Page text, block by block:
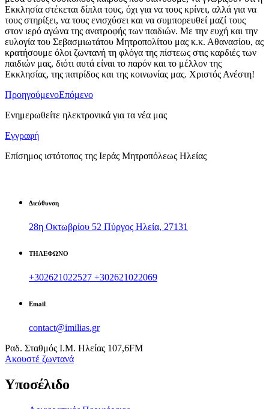
Εκκλησία στέκεται δίπλα τους, όχι για να τους κρίνει, αλλά για να
τους στηρίξει, να τους ενισχύσει και να συμπορευθεί μαζί τους
στον ιερό αγώνα της ανατροφής των παιδιών. Με την ευχή και την
ευλογία του Σεβασμιωτάτου Μητροπολίτου μας κ.κ. Αθανασίου, ας
κρατήσουμε όλοι ζωντανή τη φλόγα της πίστεως στις καρδιές των
παιδιών μας, διότι αυτά είναι το παρόν και το μέλλον της
Εκκλησίας, της πατρίδος και της κοινωνίας μας. Χριστός Ανέστη!
ΠροηγούμενοΕπόμενο
Ενημερωθείτε ηλεκτρονικά για τα νέα μας
Εγγραφή
Επίσημος ιστότοπος της Ιεράς Μητροπόλεως Ηλείας
Διεύθυνση
28η Οκτωβρίου 52 Πύργος Ηλεία, 27131
ΤΗΛΕΦΩΝΟ
+302621022527 +302621022069
Email
contact@imilias.gr
Ραδ. Σταθμός Ι.Μ. Ηλείας 107,6FM
Aκουστέ ζωντανά
Υποσέλιδο